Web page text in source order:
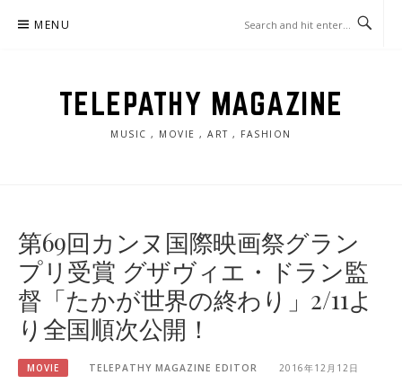
MENU
TELEPATHY MAGAZINE
MUSIC , MOVIE , ART , FASHION
第69回カンヌ国際映画祭グラン
プリ受賞 グザヴィエ・ドラン監
督「たかが世界の終わり」2/11よ
り全国順次公開！
MOVIE TELEPATHY MAGAZINE EDITOR 2016年12月12日